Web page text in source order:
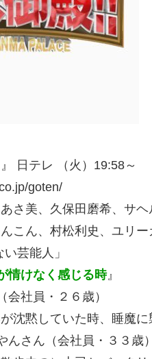
』 日テレ （火）19:58～
goten/
あさ美、久保田磨希、サ
こん、村松利史、ユリー
芸能人」
情けなく感じる時』
社員・２６歳）
沈黙していた時、睡魔
さん（会社員・３３歳）